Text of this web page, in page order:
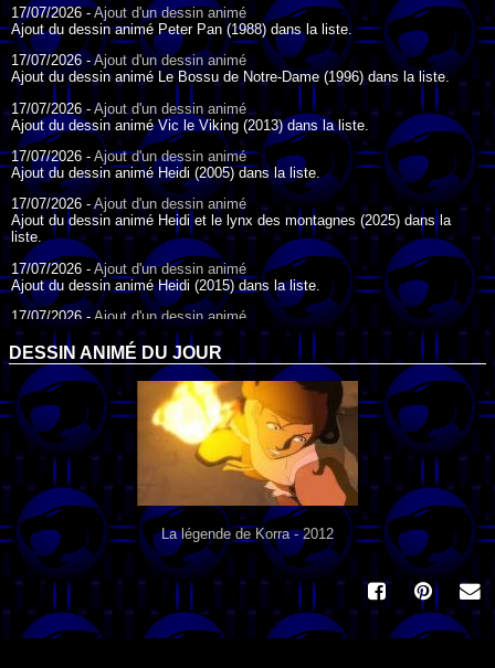
17/07/2026 -Ajout d'un dessin animé
Ajout du dessin animé Peter Pan (1988) dans la liste.
17/07/2026 -Ajout d'un dessin animé
Ajout du dessin animé Le Bossu de Notre-Dame (1996) dans la liste.
17/07/2026 -Ajout d'un dessin animé
Ajout du dessin animé Vic le Viking (2013) dans la liste.
17/07/2026 - Ajout d'un dessin animé
Ajout du dessin animé Heidi (2005) dans la liste.
17/07/2026 -Ajout d'un dessin animé
Ajout du dessin animé Heidi et le lynx des montagnes (2025) dans la
liste.
17/07/2026 - Ajout d'un dessin animé
Ajout du dessin animé Heidi (2015) dans la liste.
17/07/2026 -Ajout d'un dessin animé
Ajout du dessin animé Heidi (1995) dans la liste.
09/07/2026 -Ajout d'un dessin animé
Ajout du dessin animé Genki l'Aventurier de la Chance (2006) dans la
liste.
04/07/2026 -Ajout d'un dessin animé
Ajout du dessin animé Vilain Petit Canard (2000) dans la liste.
04/07/2026 -
Ajout d'un dessin animé
Ajout du dessin animé Le Noël du vilain petit canard (2003) dans la liste.
DESSIN ANIMÉ DU JOUR
La légende de Korra - 2012